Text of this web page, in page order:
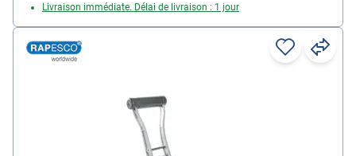
Livraison immédiate. Délai de livraison : 1 jour